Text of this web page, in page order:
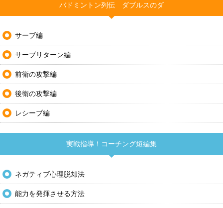
バドミントン列伝 ダブルスのダ
サーブ編
サーブリターン編
前衛の攻撃編
後衛の攻撃編
レシーブ編
実戦指導！コーチング短編集
ネガティブ心理脱却法
能力を発揮させる方法